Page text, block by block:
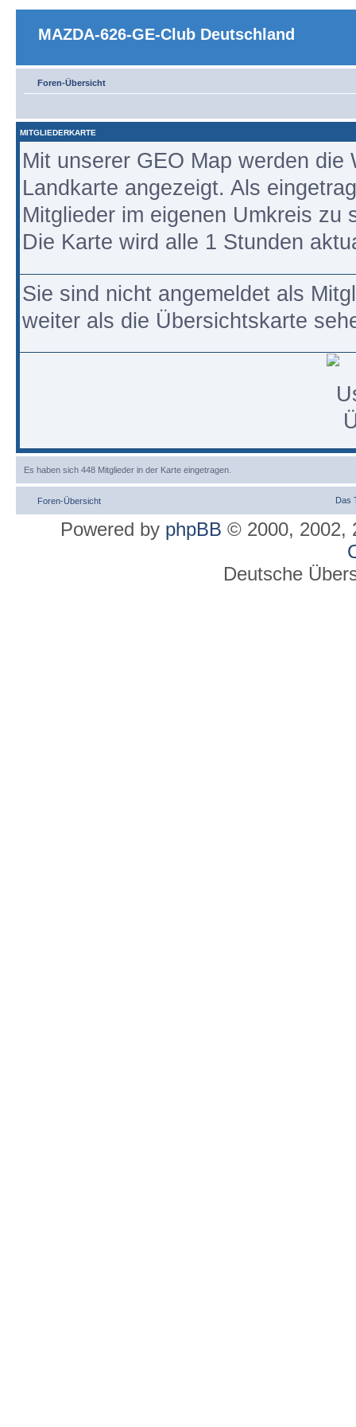
MAZDA-626-GE-Club Deutschland
Foren-Übersicht
MITGLIEDERKARTE
Mit unserer GEO Map werden
Landkarte angezeigt. Als
Mitglieder im eigenen Umkreis zu
Die Karte wird alle 1 Stunden
Sie sind nicht angemeldet als
weiter als die Übersichtskarte
Es haben sich 448 Mitglieder in der Karte eingetragen.
Foren-Übersicht Das
Powered by phpBB © 2000, 2002,
Deutsche